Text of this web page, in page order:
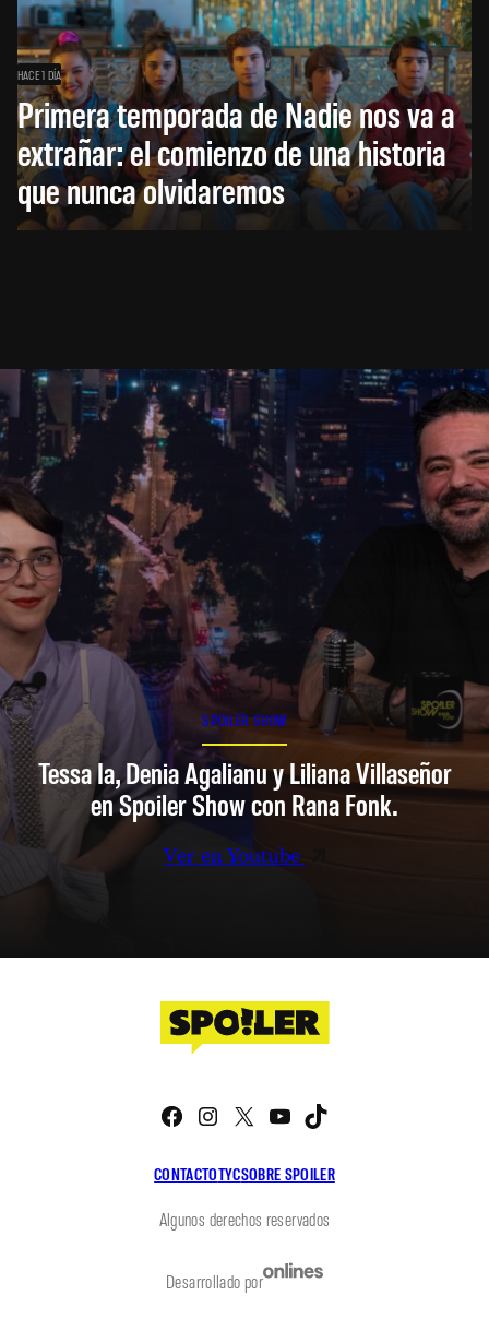
HACE 1 DÍA
Primera temporada de Nadie nos va a
extrañar: el comienzo de una historia
que nunca olvidaremos
SPOILER SHOW
Tessa Ia, Denia Agalianu y Liliana Villaseñor
en Spoiler Show con Rana Fonk.
Ver en Youtube
CONTACTOTYCSOBRE SPOILER
Facebook
Instagram
X YouTube
Algunos derechos reservados
Desarrollado por